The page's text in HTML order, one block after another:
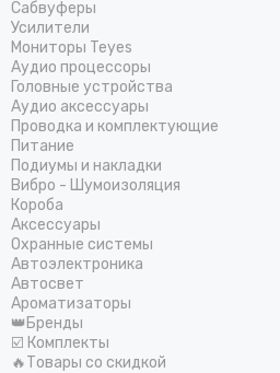
Сабвуферы
Усилители
Мониторы Teyes
Аудио процессоры
Головные устройства
Аудио аксессуары
Проводка и комплектующие
Питание
Подиумы и накладки
Вибро - Шумоизоляция
Короба
Аксессуары
Охранные системы
Автоэлектроника
Автосвет
Ароматизаторы
👑Бренды
☑️ Комплекты
🔥Товары со скидкой